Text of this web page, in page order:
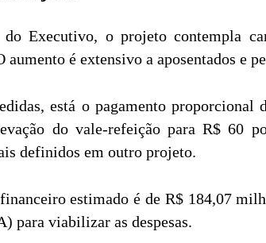
Executivo, o projeto contempla
aumento é extensivo a aposentados e
está o pagamento
do vale-refeição para R$ 60
definidos em outro projeto.
estimado é de R$ 184,07
para viabilizar as despesas.